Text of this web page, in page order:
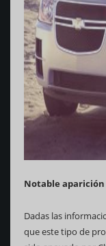
Notable aparición
Dadas las
que este tipo de